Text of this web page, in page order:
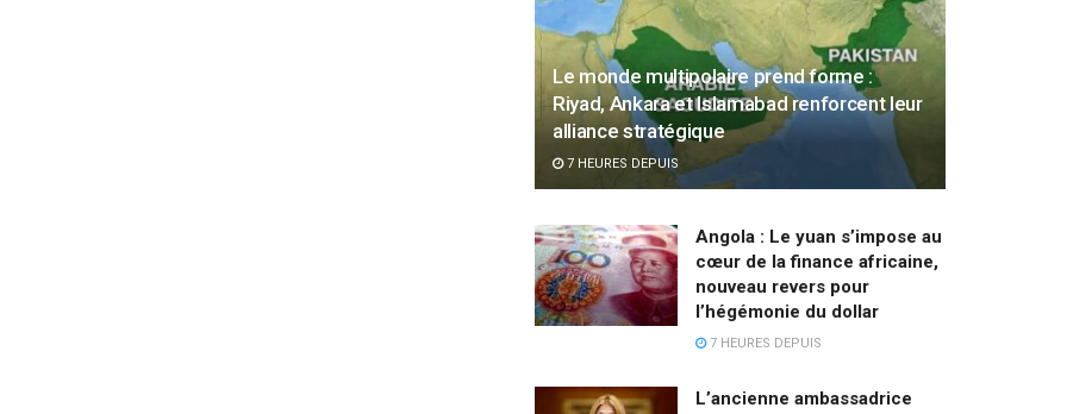
Le monde multipolaire prend forme :
Riyad, Ankara et Islamabad renforcent leur
alliance stratégique
7 HEURES DEPUIS
Angola : Le yuan s’impose au
cœur de la finance africaine,
nouveau revers pour
l’hégémonie du dollar
7 HEURES DEPUIS
L’ancienne ambassadrice